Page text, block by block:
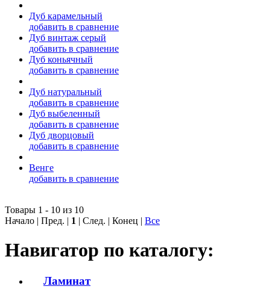
Дуб карамельный
добавить в сравнение
Дуб винтаж серый
добавить в сравнение
Дуб коньячный
добавить в сравнение
Дуб натуральный
добавить в сравнение
Дуб выбеленный
добавить в сравнение
Дуб дворцовый
добавить в сравнение
Венге
добавить в сравнение
Товары 1 - 10 из 10
Начало | Пред. | 1 | След. | Конец | Все
Навигатор по каталогу:
Ламинат